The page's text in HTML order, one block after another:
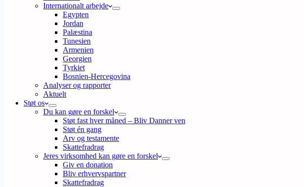
Internationalt arbejde
Egypten
Jordan
Palæstina
Tunesien
Armenien
Georgien
Tyrkiet
Bosnien-Hercegovina
Analyser og rapporter
Aktuelt
Støt os
Du kan gøre en forskel
Støt fast hver måned – Bliv Danner ven
Støt én gang
Arv og testamente
Skattefradrag
Jeres virksomhed kan gøre en forskel
Giv en donation
Bliv erhvervspartner
Skattefradrag